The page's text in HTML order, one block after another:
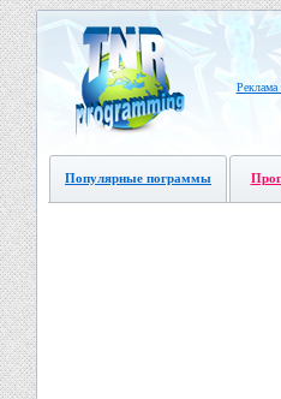
Реклама
Популярные пограммы